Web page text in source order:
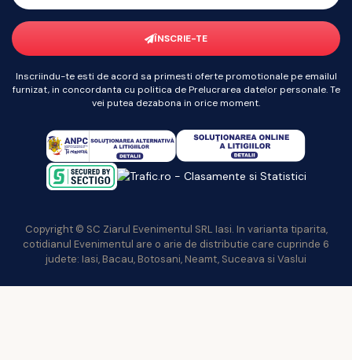
ÎNSCRIE-TE
Inscriindu-te esti de acord sa primesti oferte promotionale pe emailul
furnizat, in concordanta cu politica de Prelucrarea datelor personale. Te
vei putea dezabona in orice moment.
Copyright © SC Ziarul Evenimentul SRL Iasi. In varianta tiparita,
cotidianul Evenimentul are o arie de distributie care cuprinde 6
judete: Iasi, Bacau, Botosani, Neamt, Suceava si Vaslui